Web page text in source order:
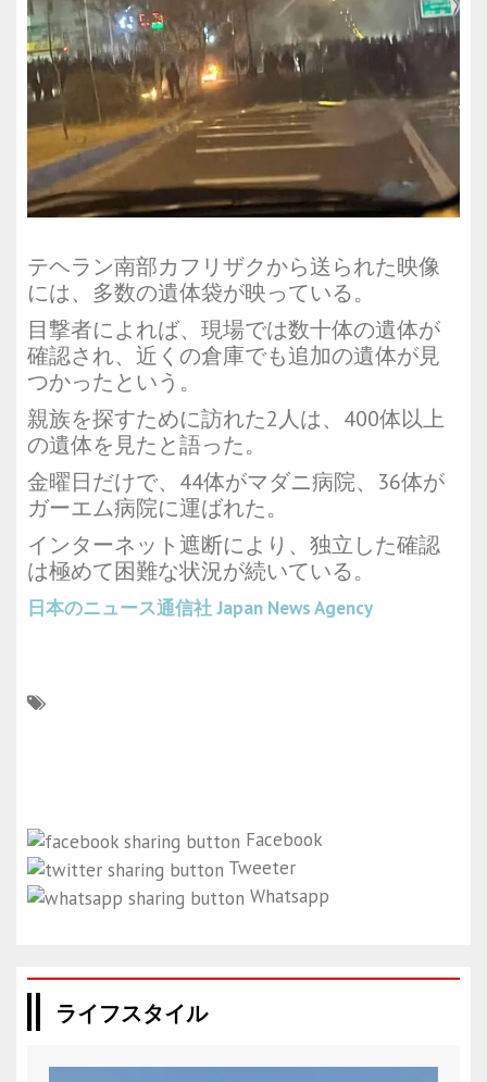
テヘラン南部カフリザクから送られた映像
には、多数の遺体袋が映っている。
目撃者によれば、現場では数十体の遺体が
確認され、近くの倉庫でも追加の遺体が見
つかったという。
親族を探すために訪れた2人は、400体以上
の遺体を見たと語った。
金曜日だけで、44体がマダニ病院、36体が
ガーエム病院に運ばれた。
インターネット遮断により、独立した確認
は極めて困難な状況が続いている。
日本のニュース通信社 Japan News Agency
Facebook
Tweeter
Whatsapp
ライフスタイル